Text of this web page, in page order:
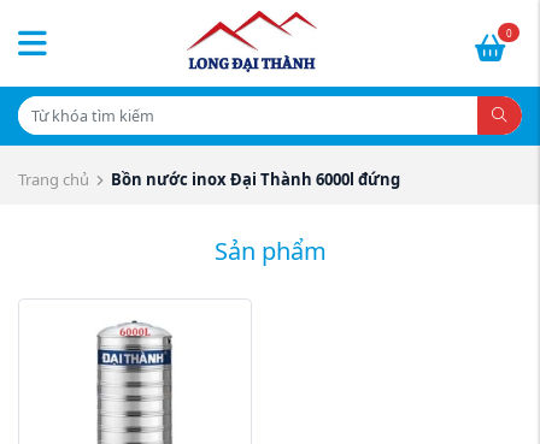
0
Trang chủ Bồn nước inox Đại Thành 6000l đứng
Sản phẩm